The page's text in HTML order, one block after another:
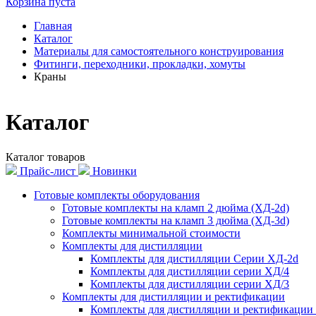
Главная
Каталог
Материалы для самостоятельного конструирования
Фитинги, переходники, прокладки, хомуты
Краны
Каталог
Каталог товаров
Прайс-лист
Новинки
Готовые комплекты оборудования
Готовые комплекты на кламп 2 дюйма (ХД-2d)
Готовые комплекты на кламп 3 дюйма (ХД-3d)
Комплекты минимальной стоимости
Комплекты для дистилляции
Комплекты для дистилляции Серии ХД-2d
Комплекты для дистилляции серии ХД/4
Комплекты для дистилляции серии ХД/3
Комплекты для дистилляции и ректификации
Комплекты для дистилляции и